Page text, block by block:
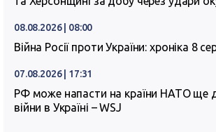
08.08.2026 | 08:00
Війна Росії проти України: хроніка 8
07.08.2026 | 17:31
РФ може напасти на країни НАТО ще
війни в Україні – WSJ